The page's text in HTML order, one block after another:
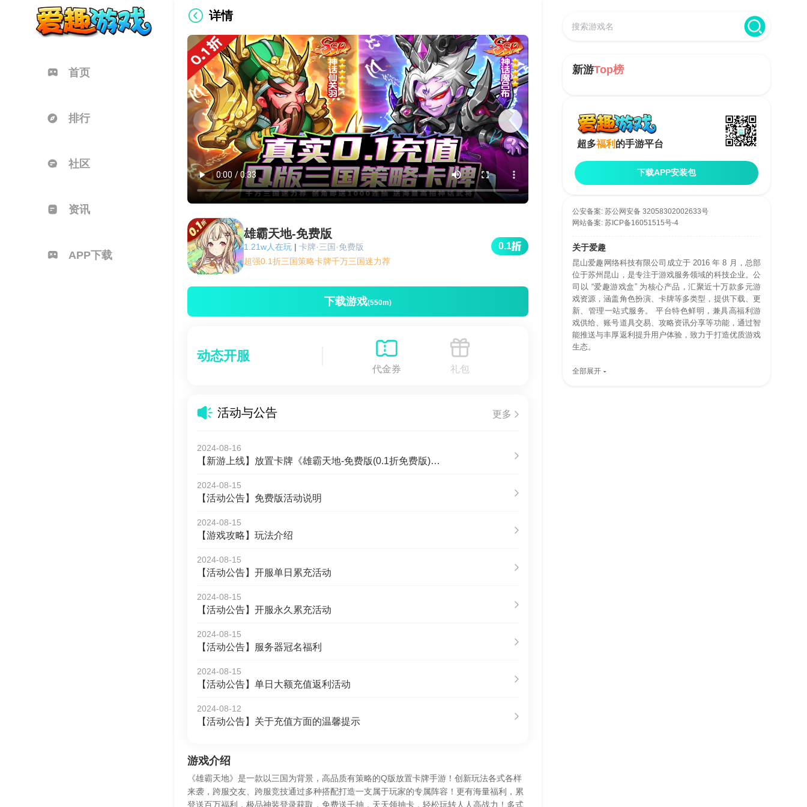
首页
排行
社区
资讯
APP下载
详情
雄霸天地-免费版
1.21w人在玩 | 卡牌·三国·免费版
超强0.1折三国策略卡牌千万三国迷力荐
0.1
下载游戏(550m)
动态开服
代金券 礼包
活动与公告 更多
2024-08-16
【新游上线】放置卡牌《雄霸天地-免费版(0.1折免费版)》2024/8/17 8:00首发
2024-08-15
【活动公告】免费版活动说明
2024-08-15
【游戏攻略】玩法介绍
2024-08-15
【活动公告】开服单日累充活动
2024-08-15
【活动公告】开服永久累充活动
2024-08-15
【活动公告】服务器冠名福利
2024-08-15
【活动公告】单日大额充值返利活动
2024-08-12
【活动公告】关于充值方面的温馨提示
游戏介绍
《雄霸天地》是一款以三国为背景，高品质有策略的Q版放置卡牌手游！创新玩法各式各样
来袭，跨服交友、跨服竞技通过多种搭配打造一支属于玩家的专属阵容！更有海量福利，累
登送百万福利，极品神装登录获取，免费送千抽，天天领抽卡，轻松玩转人人高战力！多式
新游Top榜
超多福利 的手游平台
下载APP安装包
公安备案: 苏公网安备 32058302002633号
网站备案: 苏ICP备16051515号-4
关于爱趣
昆山爱趣网络科技有限公司成立于 2016 年 8 月，总部
位于苏州昆山，是专注于游戏服务领域的科技企业。公
司以 “爱趣游戏盒” 为核心产品，汇聚近十万款多元游
戏资源，涵盖角色扮演、卡牌等多类型，提供下载、更
新、管理一站式服务。 平台特色鲜明，兼具高福利游
戏供给、账号道具交易、攻略资讯分享等功能，通过智
能推送与丰厚返利提升用户体验，致力于打造优质游戏
生态。
全部展开